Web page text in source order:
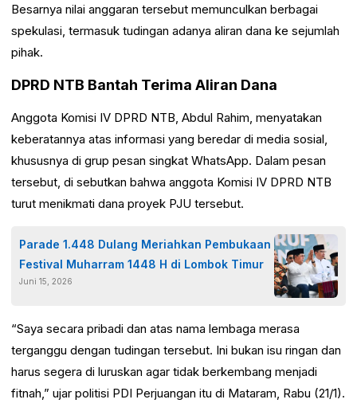
Besarnya nilai anggaran tersebut memunculkan berbagai
spekulasi, termasuk tudingan adanya aliran dana ke sejumlah
pihak.
DPRD NTB Bantah Terima Aliran Dana
Anggota Komisi IV DPRD NTB, Abdul Rahim, menyatakan
keberatannya atas informasi yang beredar di media sosial,
khususnya di grup pesan singkat WhatsApp. Dalam pesan
tersebut, di sebutkan bahwa anggota Komisi IV DPRD NTB
turut menikmati dana proyek PJU tersebut.
Parade 1.448 Dulang Meriahkan Pembukaan
Festival Muharram 1448 H di Lombok Timur
Juni 15, 2026
“Saya secara pribadi dan atas nama lembaga merasa
terganggu dengan tudingan tersebut. Ini bukan isu ringan dan
harus segera di luruskan agar tidak berkembang menjadi
fitnah,” ujar politisi PDI Perjuangan itu di Mataram, Rabu (21/1).